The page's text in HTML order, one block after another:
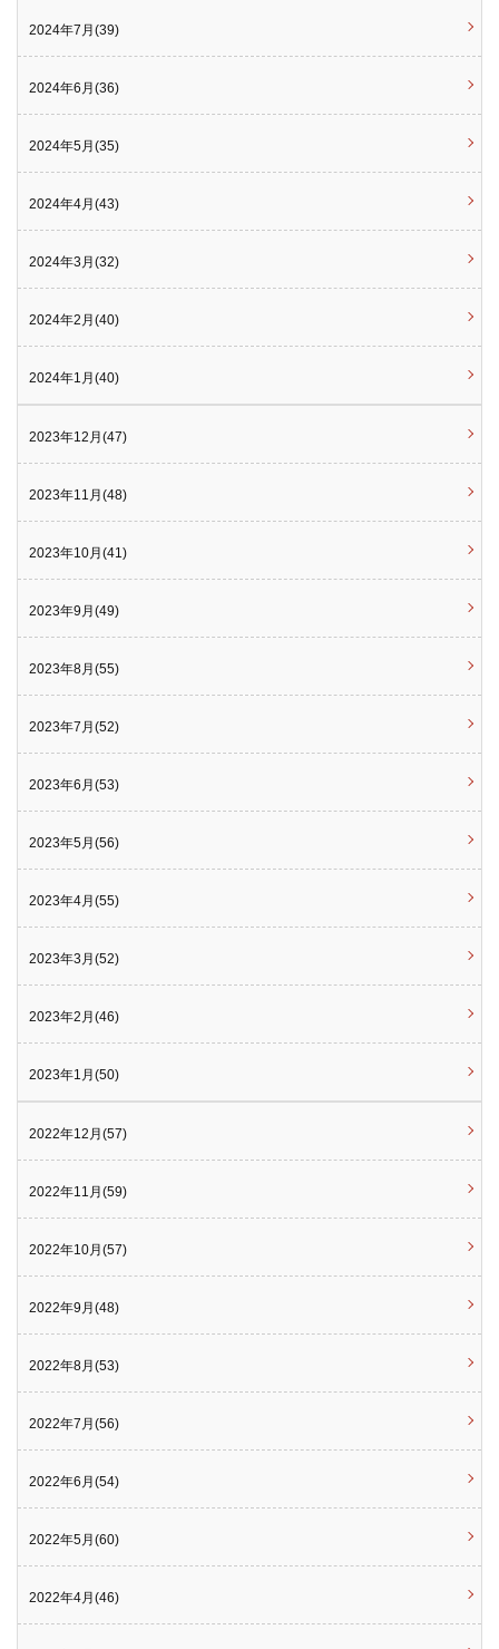
2024年7月(39)
2024年6月(36)
2024年5月(35)
2024年4月(43)
2024年3月(32)
2024年2月(40)
2024年1月(40)
2023年12月(47)
2023年11月(48)
2023年10月(41)
2023年9月(49)
2023年8月(55)
2023年7月(52)
2023年6月(53)
2023年5月(56)
2023年4月(55)
2023年3月(52)
2023年2月(46)
2023年1月(50)
2022年12月(57)
2022年11月(59)
2022年10月(57)
2022年9月(48)
2022年8月(53)
2022年7月(56)
2022年6月(54)
2022年5月(60)
2022年4月(46)